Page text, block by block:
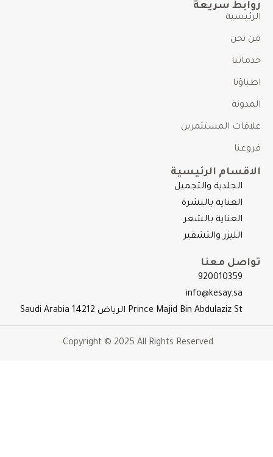
سريعة
نحن
المستثمرين
الرئيسية
الجلدية والتجميل
العناية بالبشرة
العناية بالشعر
الليزر والتشقير
معنا
920010359
info@kesay.sa
Prince Majid Bin Abdulaziz St الرياض 14212 Saudi Arabia
Copyright © 2025 All Rights Reserved.